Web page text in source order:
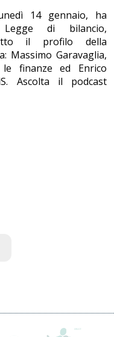
14 gennaio, ha
di bilancio,
il profilo della
Massimo Garavaglia,
finanze ed Enrico
Ascolta il podcast